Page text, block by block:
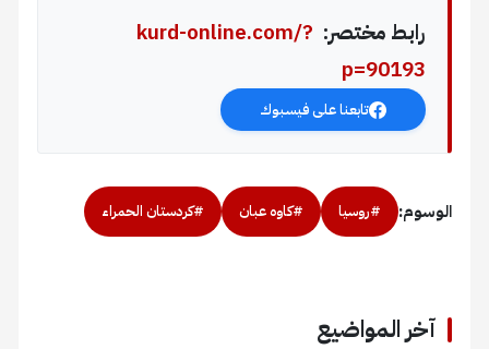
رابط مختصر: kurd-online.com/?
p=90193
تابعنا على فيسبوك
الوسوم: #روسيا #كاوه عبان #كردستان الحمراء
آخر المواضيع